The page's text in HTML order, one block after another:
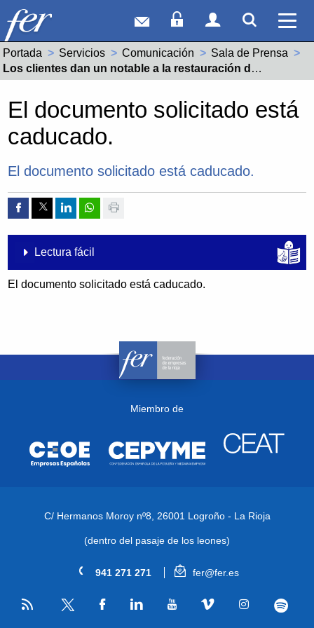
Correo webAcceso Socios
Acceso
Ver
Portada Servicios Comunicación
Sala de Prensa
Actual:
Los clientes dan un notable a la restauración de nuestro país y afirman que la hostelería forma parte de nuestro estilo de vida
El documento solicitado está
caducado.
El documento solicitado está caducado.
Compartir por Facebook
Compartir por Twitter
Compartir por Linkedin
Compartir por whatsapp
Imprimir
Lectura fácil
El documento solicitado está caducado.
Miembro de
C/ Hermanos Moroy nº8, 26001 Logroño - La Rioja
(dentro del pasaje de los leones)
941 271 271 fer@fer.es
RSS